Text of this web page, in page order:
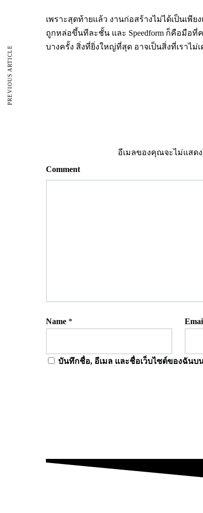
เพราะสุดท้ายแล้ว งานก่อสร้างไม่ได้เป็นเพีย
ถูกหล่อขึ้นทีละชั้น และ Speedform ก็คือมือที่
บางครั้ง สิ่งที่ยิ่งใหญ่ที่สุด อาจเป็นสิ่งที่เราไม่
อีเมลของคุณจะไม่แสด
Comment
Name *
บันทึกชื่อ, อีเมล และชื่อเว็บไซต์ของฉันบ
PREVIOUS ARTICLE